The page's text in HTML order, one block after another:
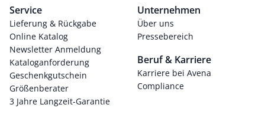
Service
Lieferung & Rückgabe
Online Katalog
Newsletter Anmeldung
Kataloganforderung
Geschenkgutschein
Größenberater
3 Jahre Langzeit-Garantie
Unternehmen
Über uns
Pressebereich
Beruf & Karriere
Karriere bei Avena
Compliance